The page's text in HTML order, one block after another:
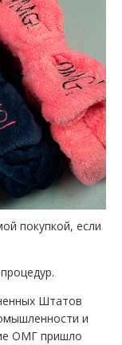
покупкой, если
Штатов
и
ОМГ пришло